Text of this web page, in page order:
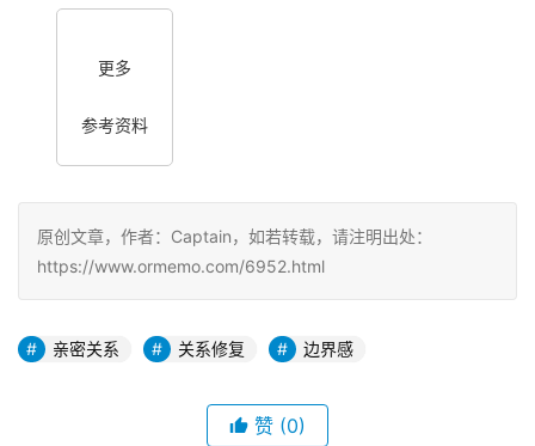
更多
参考资料
原创文章，作者：Captain，如若转载，请注明出处：
https://www.ormemo.com/6952.html
亲密关系 关系修复 边界感
赞 (0)